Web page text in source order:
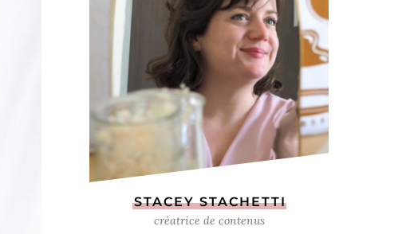
STACEY STACHETTI
créatrice de contenus